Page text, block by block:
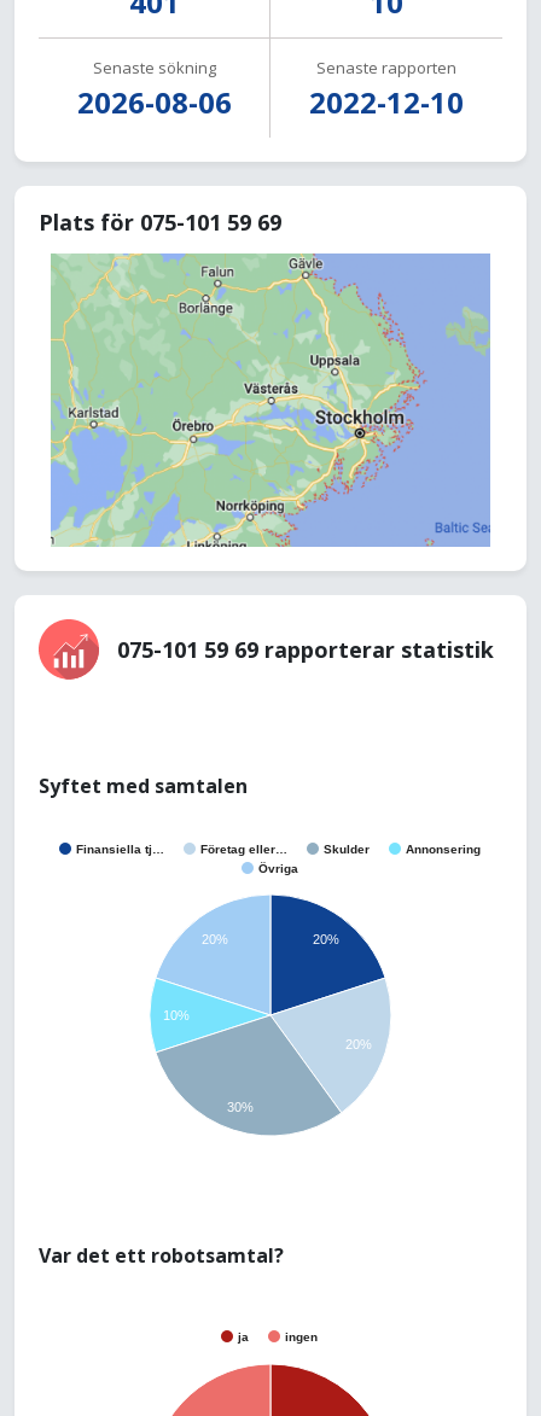
Senaste sökning
2026-08-06
Senaste rapporten
2022-12-10
Plats för 075-101 59 69
075-101 59 69 rapporterar statistik
Syftet med samtalen
Finansiella tj… Företag eller… Skulder
Annonsering
Övriga
20%
20%
20%
10%
30%
Var det ett robotsamtal?
ja ingen